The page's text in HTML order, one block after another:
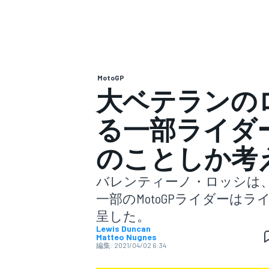
スーパーGT
MotoGP
大ベテランの
る一部ライダ
のことしか考
バレンティーノ・ロッシは
一部のMotoGPライダーはラ
呈した。
Lewis Duncan
Matteo Nugnes
編集: 2021/04/02 6:34